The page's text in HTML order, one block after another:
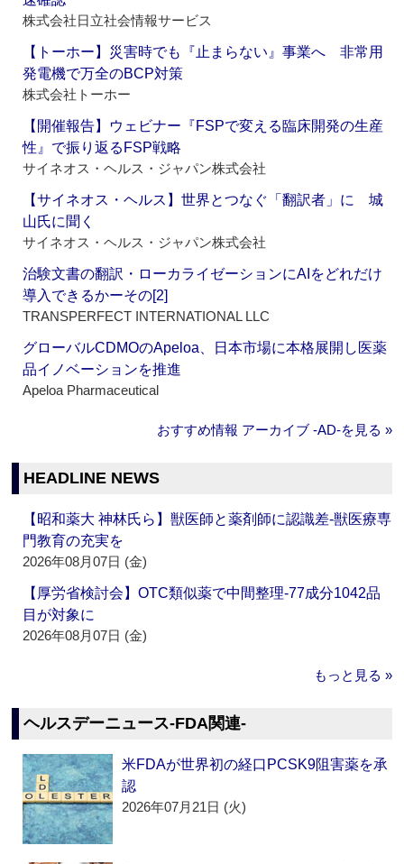
株式会社日立社会情報サービス
【トーホー】災害時でも『止まらない』事業へ 非常用
発電機で万全のBCP対策
株式会社トーホー
【開催報告】ウェビナー『FSPで変える臨床開発の生産
性』で振り返るFSP戦略
サイネオス・ヘルス・ジャパン株式会社
【サイネオス・ヘルス】世界とつなぐ「翻訳者」に 城
山氏に聞く
サイネオス・ヘルス・ジャパン株式会社
治験文書の翻訳・ローカライゼーションにAIをどれだけ
導入できるかーその[2]
TRANSPERFECT INTERNATIONAL LLC
グローバルCDMOのApeloa、日本市場に本格展開し医薬
品イノベーションを推進
Apeloa Pharmaceutical
おすすめ情報 アーカイブ ‐AD‐を見る »
HEADLINE NEWS
【昭和薬大 神林氏ら】獣医師と薬剤師に認識差‐獣医療専
門教育の充実を
2026年08月07日 (金)
【厚労省検討会】OTC類似薬で中間整理‐77成分1042品
目が対象に
2026年08月07日 (金)
もっと見る »
ヘルスデーニュース‐FDA関連‐
米FDAが世界初の経口PCSK9阻害薬を承
認
2026年07月21日 (火)